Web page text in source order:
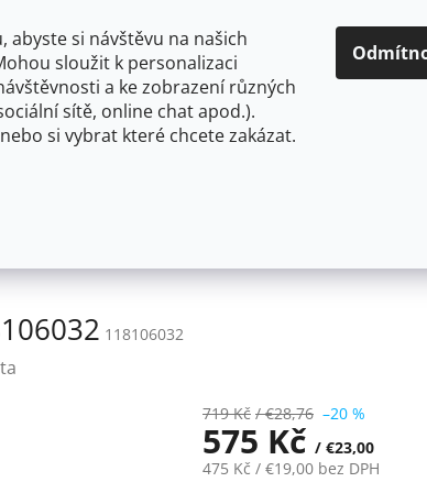
abyste si návštěvu na našich
sloužit k personalizaci
a ke zobrazení různých
sítě, online chat apod.).
si vybrat které chcete zakázat.
HLEDAT
118106032
719 Kč / €28,76 –20 %
575 Kč / €23,00
475 Kč / €19,00 bez DPH